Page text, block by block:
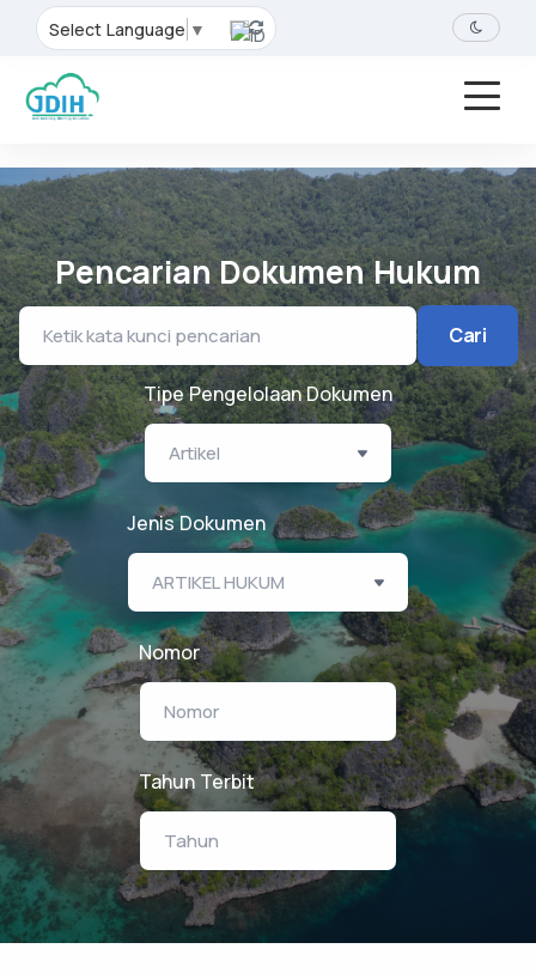
Select Language ▼
Pencarian Dokumen Hukum
Cari
Tipe Pengelolaan Dokumen
Jenis Dokumen
Nomor
Tahun Terbit